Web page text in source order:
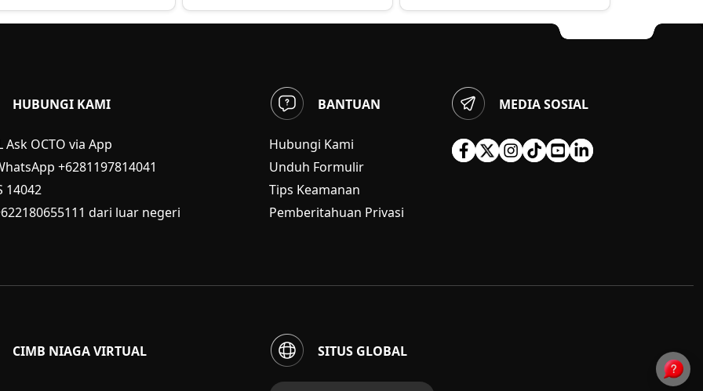
HUBUNGI KAMI
Ask OCTO via App
+6281197814041
14042
dari luar negeri
BANTUAN
Hubungi Kami
Unduh Formulir
Tips Keamanan
Pemberitahuan Privasi
MEDIA SOSIAL
CIMB NIAGA VIRTUAL SITUS GLOBAL